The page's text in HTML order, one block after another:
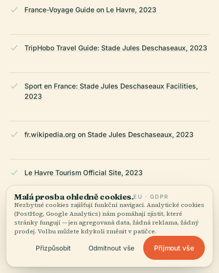
France-Voyage Guide on Le Havre, 2023
TripHobo Travel Guide: Stade Jules Deschaseaux, 2023
Sport en France: Stade Jules Deschaseaux Facilities,
2023
fr.wikipedia.org on Stade Jules Deschaseaux, 2023
Le Havre Tourism Official Site, 2023
Wikipedia — Stade Jules Deschaseaux
AUGUST 2025
Zpracováno z Wikidat, Wikipedie a oficiálních zdrojů ·
Jak tvoříme naše průvodce →
Malá prosba ohledně cookies.EU · GDPR
Nezbytné cookies zajišťují funkční navigaci. Analytické cookies
(PostHog, Google Analytics) nám pomáhají zjistit, které
stránky fungují — jen agregovaná data, žádná reklama, žádný
prodej. Volbu můžete kdykoli změnit v patičce.
Přizpůsobit Odmítnout vše Přijmout vše